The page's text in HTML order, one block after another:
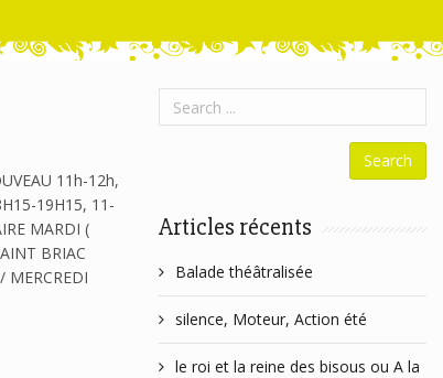
11h-12h,
19H15, 11-
MARDI (
BRIAC
Articles récents
Balade théâtralisée
silence, Moteur, Action été
le roi et la reine des bisous ou A la